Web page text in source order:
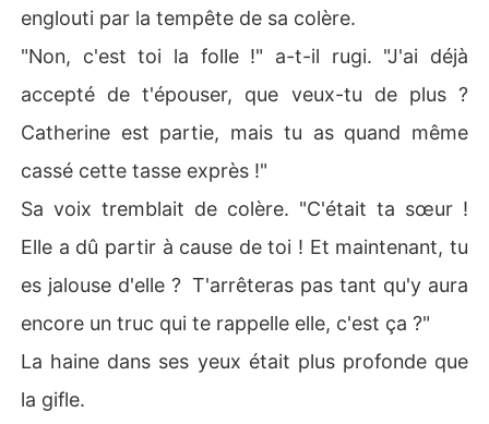
englouti par la tempête de sa colère.
"Non, c'est toi la folle !" a-t-il rugi. "J'ai déjà
accepté de t'épouser, que veux-tu de plus ?
Catherine est partie, mais tu as quand même
cassé cette tasse exprès !"
Sa voix tremblait de colère. "C'était ta sœur !
Elle a dû partir à cause de toi ! Et maintenant, tu
es jalouse d'elle ? T'arrêteras pas tant qu'y aura
encore un truc qui te rappelle elle, c'est ça ?"
La haine dans ses yeux était plus profonde que
la gifle.